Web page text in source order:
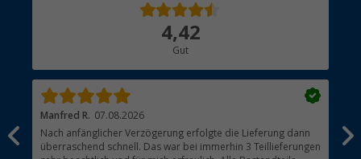
4,42
Gut
Manfred R. 07.08.2026
Nach anfänglicher Verzögerung erfolgte die Lieferung dann
überraschend schnell. Das war bei immerhin 3 Teillieferungen